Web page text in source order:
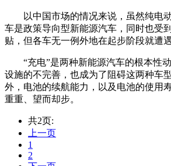
以中国市场的情况来说，虽然纯电
车是政策导向型新能源汽车，同时也受
贴，但各车无一例外地在起步阶段就遭遇
“充电”是两种新能源汽车的根本性
设施的不完善，也成为了阻碍这两种车
外，电池的续航能力，以及电池的使用
重重、望而却步。
共2页:
上一页
1
2